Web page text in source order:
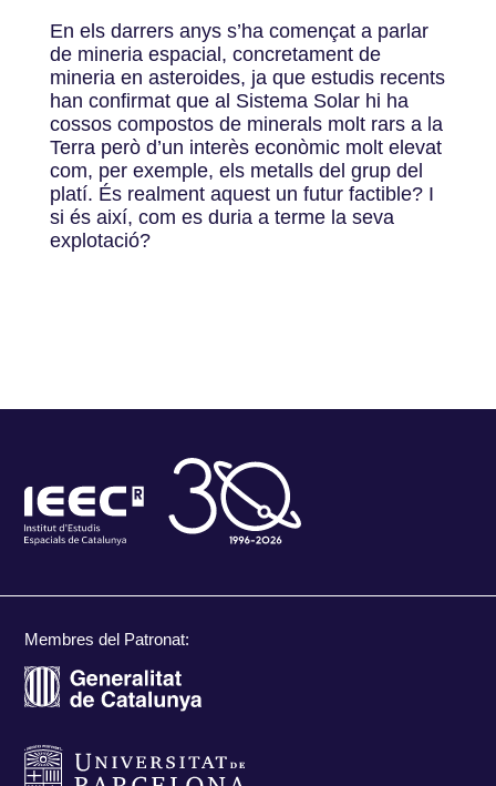
En els darrers anys s’ha començat a parlar
de mineria espacial, concretament de
mineria en asteroides, ja que estudis recents
han confirmat que al Sistema Solar hi ha
cossos compostos de minerals molt rars a la
Terra però d’un interès econòmic molt elevat
com, per exemple, els metalls del grup del
platí. És realment aquest un futur factible? I
si és així, com es duria a terme la seva
explotació?
Membres del Patronat: